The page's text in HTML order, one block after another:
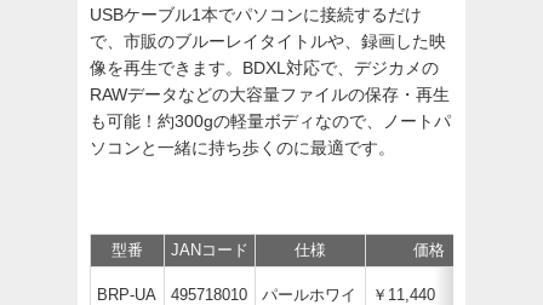
USBケーブル1本でパソコンに接続するだけ
で、市販のブルーレイタイトルや、録画した映
像を再生できます。BDXL対応で、デジカメの
RAWデータなどの大容量ファイルの保存・再生
も可能！約300gの軽量ボディなので、ノートパ
ソコンと一緒に持ち歩くのに最適です。
型番 JANコード 仕様 価格
BRP-UA
495718010
パールホワイ
￥11,440